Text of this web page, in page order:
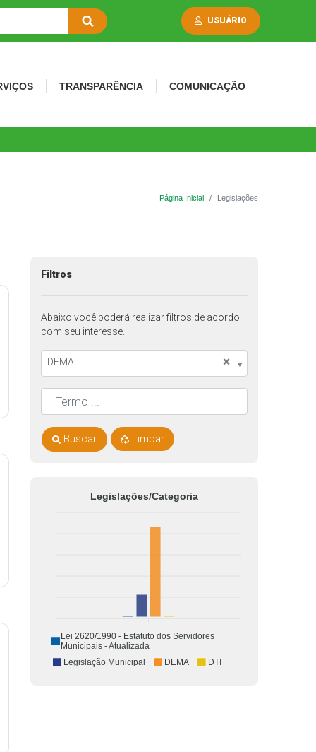
USUÁRIO
TRANSPARÊNCIA COMUNICAÇÃO
Página Inicial Legislações
Filtros
Abaixo você poderá realizar filtros de acordo
com seu interesse.
×
DEMA
Buscar Limpar
Legislações/Categoria
Lei 2620/1990 - Estatuto dos Servidores
Municipais - Atualizada
Legislação Municipal
DEMA DTI